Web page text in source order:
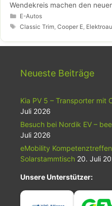
Wendekreis machen den
Begleiter im Alltag.
Kategorien
E-Autos
Schlagwörter
Classic Trim,Cooper E,
Neueste Beiträge
Kia PV 5 – Transporter mit
Juli 2026
Besuch bei Nordik EV –
Juli 2026
eMobility
Solarstammtisch 20. Juli
Unsere Unterstützer: